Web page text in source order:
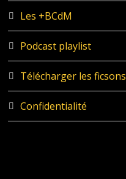
Les +BCdM
Podcast playlist
Télécharger les ficsons
Confidentialité